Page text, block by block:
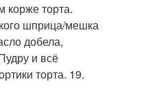
корже торта.
шприца/мешка
добела,
и всё
торта. 19.